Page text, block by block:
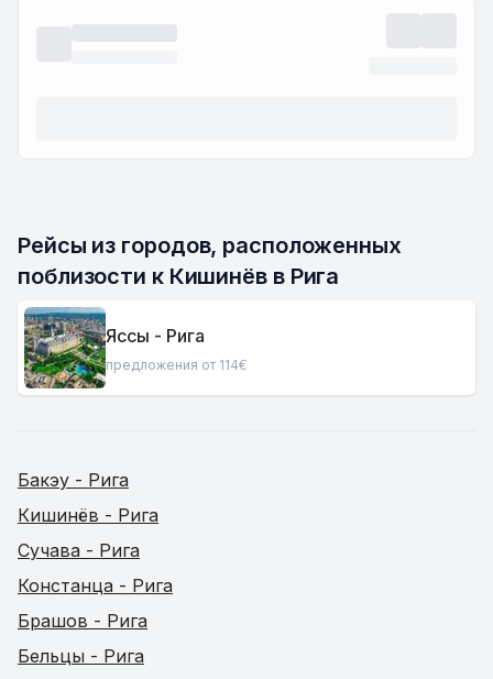
Рейсы из городов, расположенных
поблизости к Кишинёв в Рига
Яссы - Рига
предложения от 114€
Бакэу - Рига
Кишинёв - Рига
Сучава - Рига
Констанца - Рига
Брашов - Рига
Бельцы - Рига